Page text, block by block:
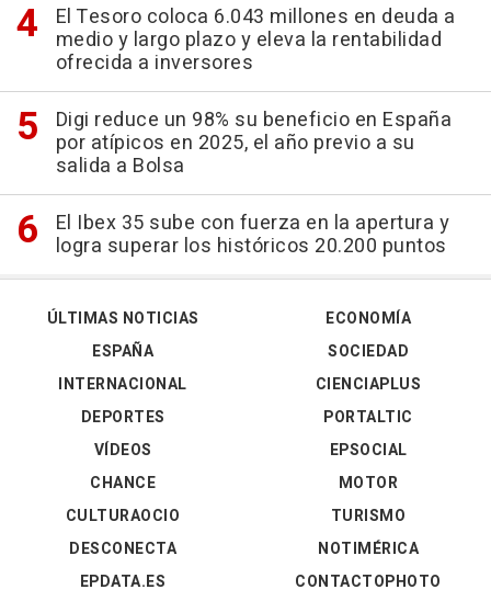
El Tesoro coloca 6.043 millones en deuda a
medio y largo plazo y eleva la rentabilidad
ofrecida a inversores
Digi reduce un 98% su beneficio en España
por atípicos en 2025, el año previo a su
salida a Bolsa
El Ibex 35 sube con fuerza en la apertura y
logra superar los históricos 20.200 puntos
ÚLTIMAS NOTICIAS
ESPAÑA
INTERNACIONAL
DEPORTES
VÍDEOS
ECONOMÍA
SOCIEDAD
CIENCIAPLUS
PORTALTIC
EPSOCIAL
CHANCE
CULTURAOCIO
DESCONECTA
EPDATA.ES
MOTOR
TURISMO
NOTIMÉRICA
CONTACTOPHOTO